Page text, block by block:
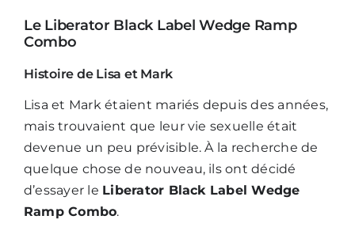
Le Liberator Black Label Wedge Ramp
Combo
Histoire de Lisa et Mark
Lisa et Mark étaient mariés depuis des années,
mais trouvaient que leur vie sexuelle était
devenue un peu prévisible. À la recherche de
quelque chose de nouveau, ils ont décidé
d’essayer le Liberator Black Label Wedge
Ramp Combo.